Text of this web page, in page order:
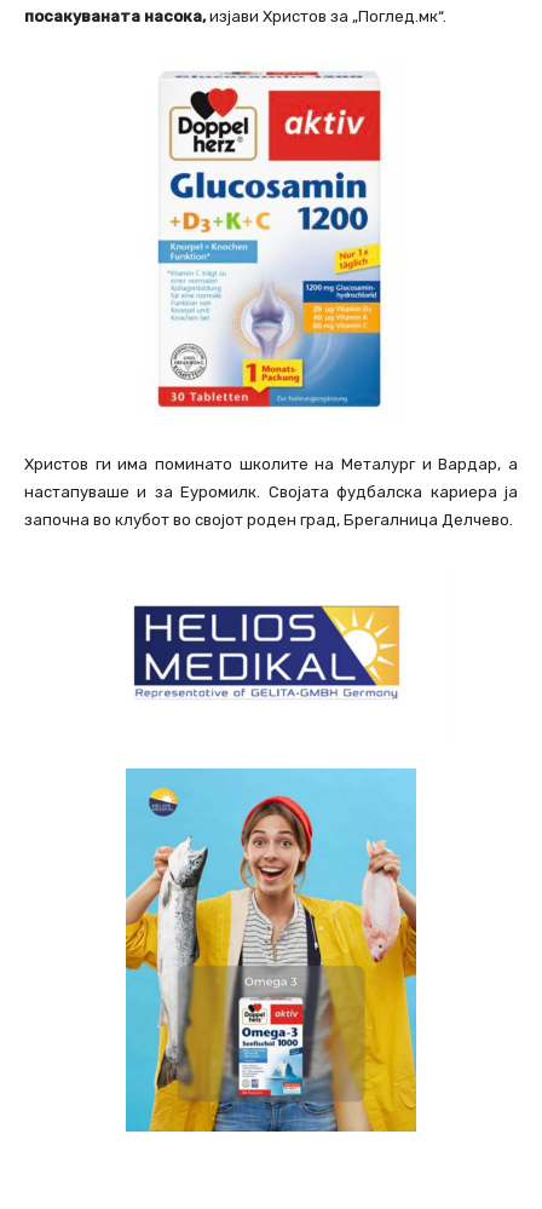
посакуваната насока,изјави Христов за „Поглед.мк“.
Христов ги има поминато школите на Металург и Вардар, а
настапуваше и за Еуромилк. Својата фудбалска кариера ја
започна во клубот во својот роден град, Брегалница Делчево.